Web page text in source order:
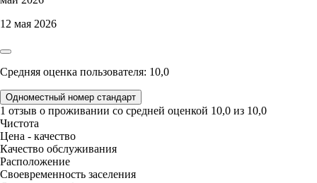
12 мая 2026
Средняя оценка пользователя: 10,0
Одноместный номер стандарт
1 отзыв о проживании со средней оценкой 10,0 из 10,0
Чистота
Цена - качество
Качество обслуживания
Расположение
Своевременность заселения